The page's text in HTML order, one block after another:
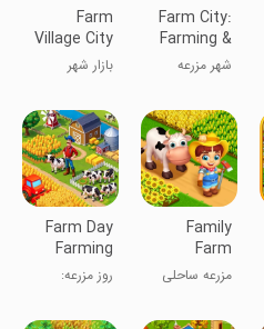
Farm City:
Farming &
Building
شهر مزرعه
Farm
Village City
Market
بازار شهر
Family
Farm
Seaside®
مزرعه ساحلی
Farm Day
Farming
Offline
Games
روز مزرعه:
کشاورزی آفلاین